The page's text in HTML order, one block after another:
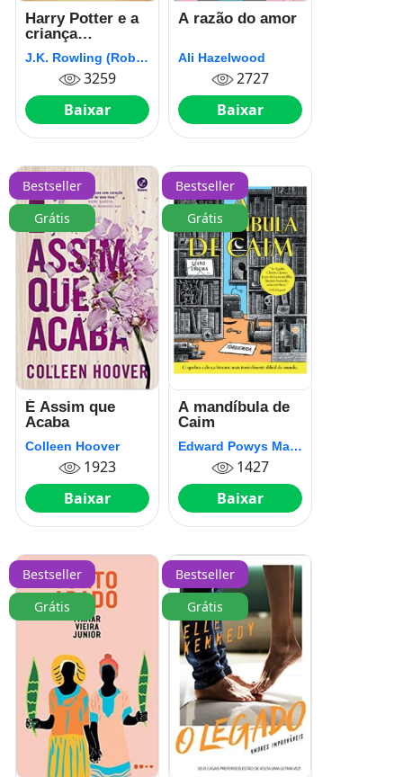
Harry Potter e a
criança
amaldiçoada –
Parte um e doisJ.K. Rowling (Robert Galbraith)
3259
Baixar
A razão do amor
Ali Hazelwood
2727
Baixar
Bestseller
Grátis
É Assim que
Acaba
Colleen Hoover
1923
Baixar
Bestseller
Grátis
A mandíbula de
Caim
Edward Powys Mathers (Torquemada)
1427
Baixar
Bestseller
Grátis
Bestseller
Grátis